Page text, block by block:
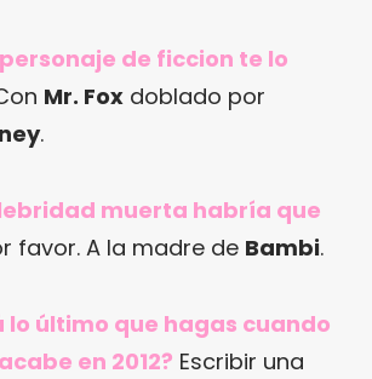
personaje de ficcion te lo
Mr. Fox doblado por
.
muerta habría que
favor. A la madre de Bambi.
lo último que hagas cuando
en 2012? Escribir una